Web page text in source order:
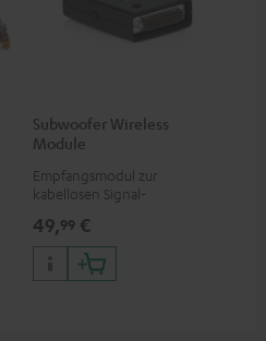
Subwoofer Wireless
Module
Empfangsmodul zur
kabellosen Signal-
Subwoofer T 4000/S 6000
49,99 €